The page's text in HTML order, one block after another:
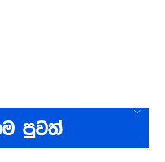
පුවත්